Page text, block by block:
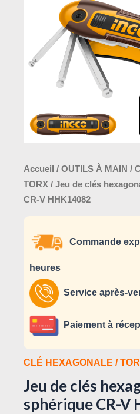
Accueil / OUTILS À MAIN /
TORX / Jeu de clés
CR-V HHK14082
Commande
heures
Service après-
Paiement à
CLÉ HEXAGONALE /
Jeu de clés
sphérique CR-V
hexagonales
sphérique
CR-